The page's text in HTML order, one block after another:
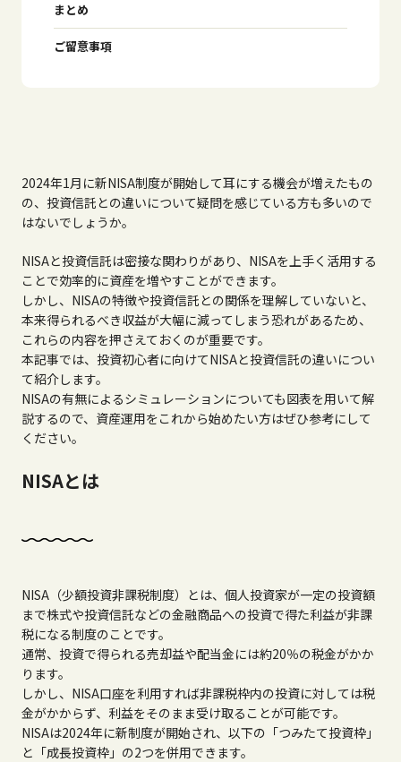
まとめ
ご留意事項
2024年1月に新NISA制度が開始して耳にする機会が増えたもの
の、投資信託との違いについて疑問を感じている方も多いので
はないでしょうか。
NISAと投資信託は密接な関わりがあり、NISAを上手く活用する
ことで効率的に資産を増やすことができます。
しかし、NISAの特徴や投資信託との関係を理解していないと、
本来得られるべき収益が大幅に減ってしまう恐れがあるため、
これらの内容を押さえておくのが重要です。
本記事では、投資初心者に向けてNISAと投資信託の違いについ
て紹介します。
NISAの有無によるシミュレーションについても図表を用いて解
説するので、資産運用をこれから始めたい方はぜひ参考にして
ください。
NISAとは
NISA（少額投資非課税制度）とは、個人投資家が一定の投資額
まで株式や投資信託などの金融商品への投資で得た利益が非課
税になる制度のことです。
通常、投資で得られる売却益や配当金には約20％の税金がかか
ります。
しかし、NISA口座を利用すれば非課税枠内の投資に対しては税
金がかからず、利益をそのまま受け取ることが可能です。
NISAは2024年に新制度が開始され、以下の「つみたて投資枠」
と「成長投資枠」の2つを併用できます。